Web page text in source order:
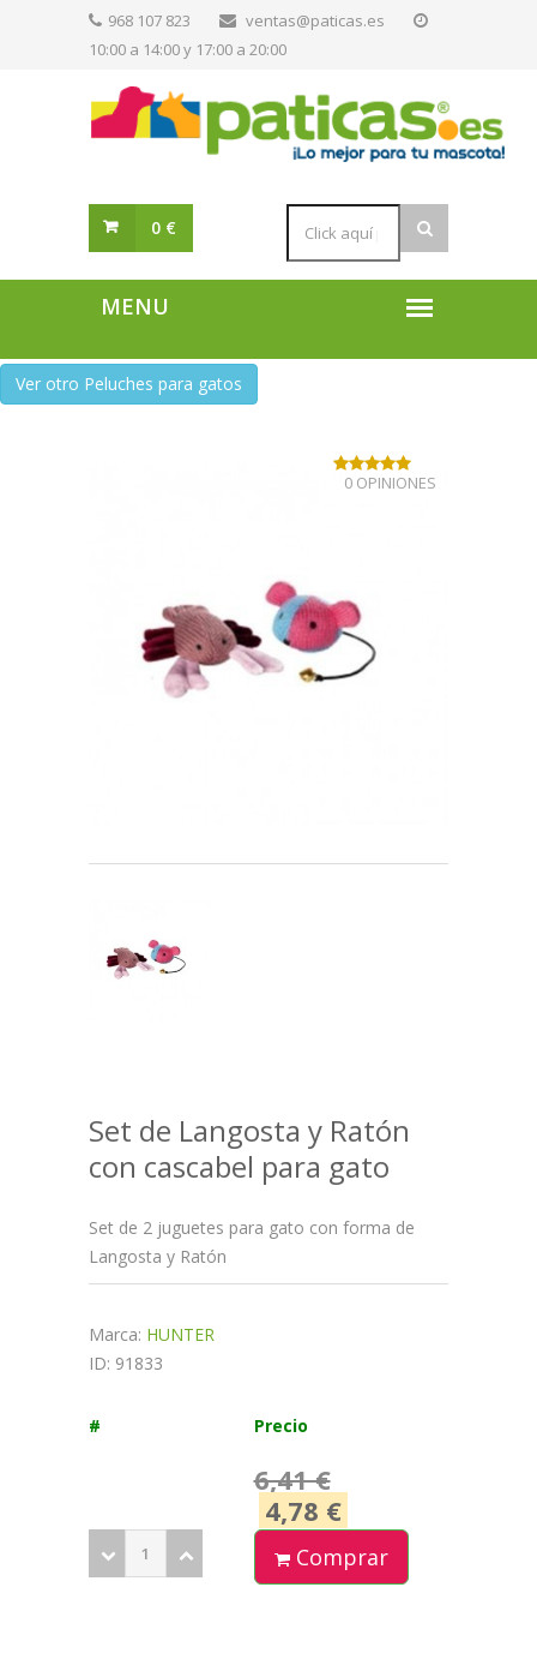
968 107 823
ventas@paticas.es
10:00 a 14:00 y 17:00 a 20:00
0 €
Ver otro Peluches para gatos
Set de Langosta y Ratón
con cascabel para gato
0 OPINIONES
Set de 2 juguetes para gato con forma de
Langosta y Ratón
Marca: HUNTER
ID: 91833
# Precio
6,41 €
4,78 €
Comprar